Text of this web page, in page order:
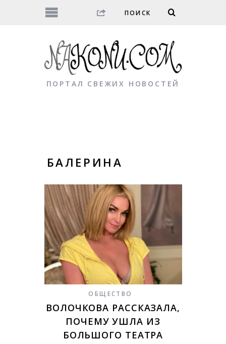
ПОРТАЛ СВЕЖИХ НОВОСТЕЙ
БАЛЕРИНА
ОБЩЕСТВО
ВОЛОЧКОВА РАССКАЗАЛА,
ПОЧЕМУ УШЛА ИЗ
БОЛЬШОГО ТЕАТРА